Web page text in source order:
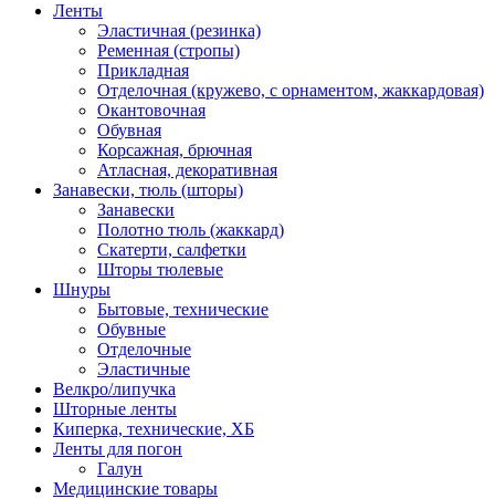
Ленты
Эластичная (резинка)
Ременная (стропы)
Прикладная
Отделочная (кружево, с орнаментом, жаккардовая)
Окантовочная
Обувная
Корсажная, брючная
Атласная, декоративная
Занавески, тюль (шторы)
Занавески
Полотно тюль (жаккард)
Скатерти, салфетки
Шторы тюлевые
Шнуры
Бытовые, технические
Обувные
Отделочные
Эластичные
Велкро/липучка
Шторные ленты
Киперка, технические, ХБ
Ленты для погон
Галун
Медицинские товары